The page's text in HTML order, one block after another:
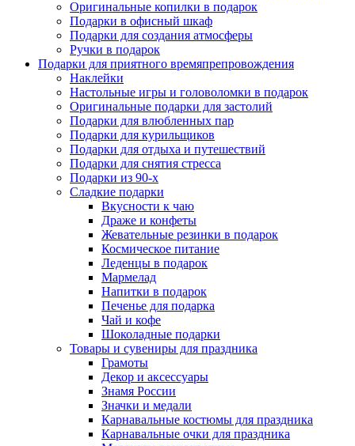
Оригинальные копилки в подарок
Подарки в офисный шкаф
Подарки для создания атмосферы
Ручки в подарок
Подарки для приятного времяпрепровождения
Наклейки
Настольные игры и головоломки в подарок
Оригинальные подарки для застолий
Подарки для влюбленных пар
Подарки для курильщиков
Подарки для отдыха и путешествий
Подарки для снятия стресса
Подарки из 90-х
Сладкие подарки
Вкусности к чаю
Драже и конфеты
Жевательные резинки в подарок
Космическое питание
Леденцы в подарок
Мармелад
Напитки в подарок
Печенье для подарка
Чай и кофе
Шоколадные подарки
Товары и сувениры для праздника
Грамоты
Декор и аксессуары
Знамя России
Значки и медали
Карнавальные костюмы для праздника
Карнавальные очки для праздника